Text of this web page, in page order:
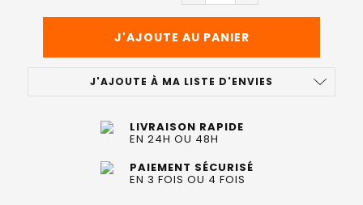
J'AJOUTE À MA LISTE D'ENVIES
LIVRAISON RAPIDE
EN 24H OU 48H
PAIEMENT SÉCURISÉ
EN 3 FOIS OU 4 FOIS